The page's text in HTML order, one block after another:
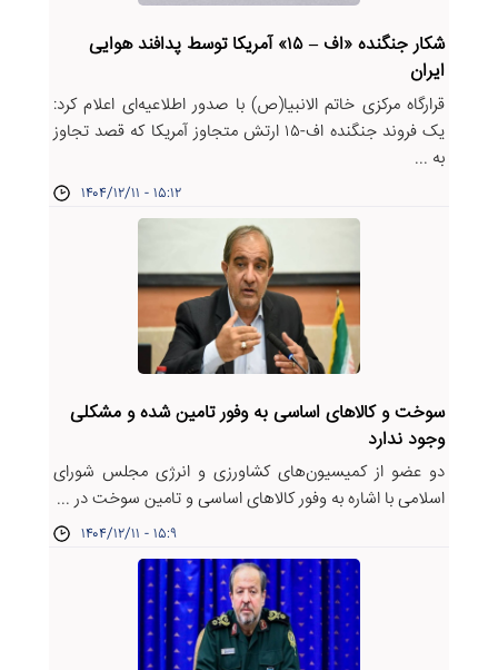
شکار جنگنده «اف – ۱۵» آمریکا توسط پدافند هوایی
ایران
قرارگاه مرکزی خاتم الانبیا(ص) با صدور اطلاعیه‌ای اعلام کرد:
یک فروند جنگنده اف-۱۵ ارتش متجاوز آمریکا که قصد تجاوز
به ...
۱۴۰۴/۱۲/۱۱ - ۱۵:۱۲
سوخت و کالاهای اساسی به وفور تامین شده و مشکلی
وجود ندارد
دو عضو از کمیسیون‌های کشاورزی و انرژی مجلس شورای
اسلامی با اشاره به وفور کالاهای اساسی و تامین سوخت در ...
۱۴۰۴/۱۲/۱۱ - ۱۵:۹